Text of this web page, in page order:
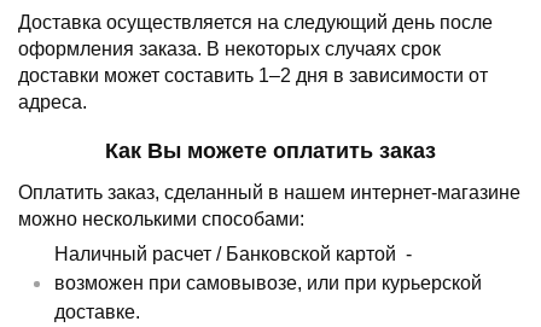
Доставка осуществляется на следующий день после
оформления заказа. В некоторых случаях срок
доставки может составить 1–2 дня в зависимости от
адреса.
Как Вы можете оплатить заказ
Оплатить заказ, сделанный в нашем интернет-магазине
можно несколькими способами:
Наличный расчет / Банковской картой -
возможен при самовывозе, или при курьерской
доставке.